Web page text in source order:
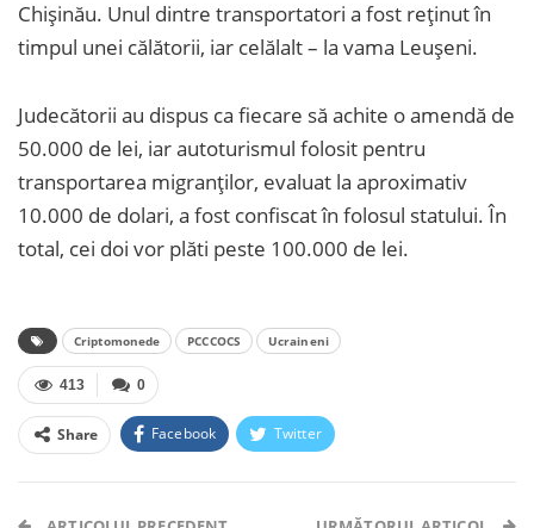
Chișinău. Unul dintre transportatori a fost reținut în
timpul unei călătorii, iar celălalt – la vama Leușeni.
Judecătorii au dispus ca fiecare să achite o amendă de
50.000 de lei, iar autoturismul folosit pentru
transportarea migranților, evaluat la aproximativ
10.000 de dolari, a fost confiscat în folosul statului. În
total, cei doi vor plăti peste 100.000 de lei.
Criptomonede PCCCOCS Ucraineni
0
413
Share Facebook Twitter
Telegram WhatsApp Viber